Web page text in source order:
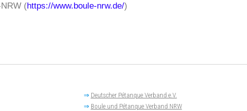
(https://www.boule-nrw.de/)
⇒ Deutscher Pétanque Verband e.V.
⇒ Boule und Pétanque Verband NRW